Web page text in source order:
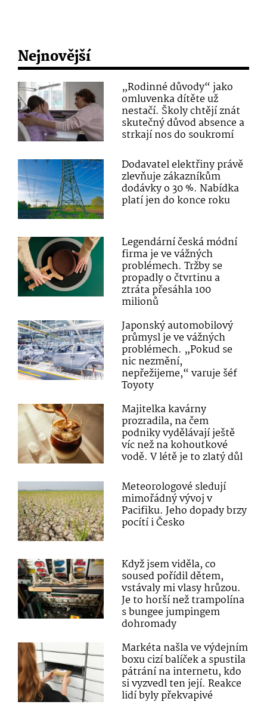
Nejnovější
„Rodinné důvody“ jako
omluvenka dítěte už
nestačí. Školy chtějí znát
skutečný důvod absence a
strkají nos do soukromí
Dodavatel elektřiny právě
zlevňuje zákazníkům
dodávky o 30 %. Nabídka
platí jen do konce roku
Legendární česká módní
firma je ve vážných
problémech. Tržby se
propadly o čtvrtinu a
ztráta přesáhla 100
milionů
Japonský automobilový
průmysl je ve vážných
problémech. „Pokud se
nic nezmění,
nepřežijeme,“ varuje šéf
Toyoty
Majitelka kavárny
prozradila, na čem
podniky vydělávají ještě
víc než na kohoutkové
vodě. V létě je to zlatý důl
Meteorologové sledují
mimořádný vývoj v
Pacifiku. Jeho dopady brzy
pocítí i Česko
Když jsem viděla, co
soused pořídil dětem,
vstávaly mi vlasy hrůzou.
Je to horší než trampolína
s bungee jumpingem
dohromady
Markéta našla ve výdejním
boxu cizí balíček a spustila
pátrání na internetu, kdo
si vyzvedl ten její. Reakce
lidí byly překvapivé